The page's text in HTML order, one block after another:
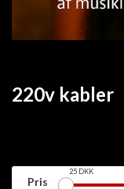
Pris
25 DKK
220v kabler